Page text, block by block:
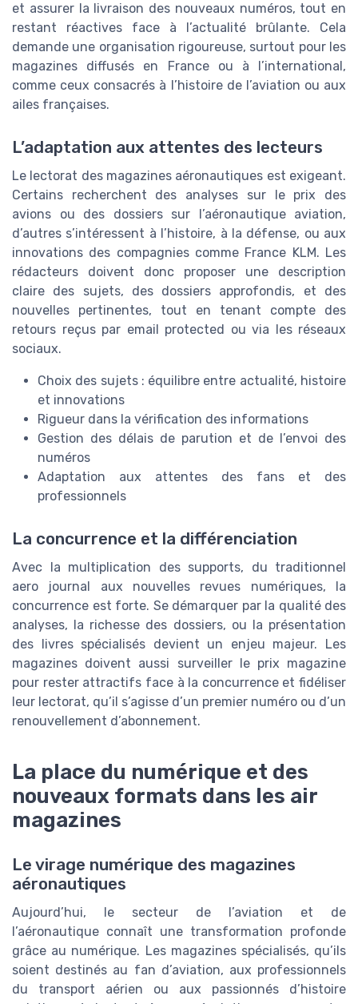
et assurer la livraison des nouveaux numéros, tout en
restant réactives face à l’actualité brûlante. Cela
demande une organisation rigoureuse, surtout pour les
magazines diffusés en France ou à l’international,
comme ceux consacrés à l’histoire de l’aviation ou aux
ailes françaises.
L’adaptation aux attentes des lecteurs
Le lectorat des magazines aéronautiques est exigeant.
Certains recherchent des analyses sur le prix des
avions ou des dossiers sur l’aéronautique aviation,
d’autres s’intéressent à l’histoire, à la défense, ou aux
innovations des compagnies comme France KLM. Les
rédacteurs doivent donc proposer une description
claire des sujets, des dossiers approfondis, et des
nouvelles pertinentes, tout en tenant compte des
retours reçus par email protected ou via les réseaux
sociaux.
Choix des sujets : équilibre entre actualité, histoire
et innovations
Rigueur dans la vérification des informations
Gestion des délais de parution et de l’envoi des
numéros
Adaptation aux attentes des fans et des
professionnels
La concurrence et la différenciation
Avec la multiplication des supports, du traditionnel
aero journal aux nouvelles revues numériques, la
concurrence est forte. Se démarquer par la qualité des
analyses, la richesse des dossiers, ou la présentation
des livres spécialisés devient un enjeu majeur. Les
magazines doivent aussi surveiller le prix magazine
pour rester attractifs face à la concurrence et fidéliser
leur lectorat, qu’il s’agisse d’un premier numéro ou d’un
renouvellement d’abonnement.
La place du numérique et des
nouveaux formats dans les air
magazines
Le virage numérique des magazines
aéronautiques
Aujourd’hui, le secteur de l’aviation et de
l’aéronautique connaît une transformation profonde
grâce au numérique. Les magazines spécialisés, qu’ils
soient destinés au fan d’aviation, aux professionnels
du transport aérien ou aux passionnés d’histoire